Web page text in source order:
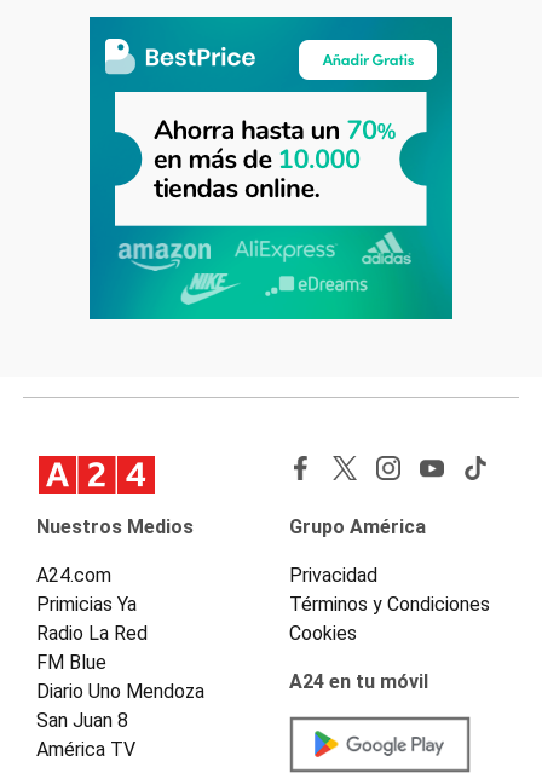
Nuestros Medios
A24.com
Primicias Ya
Radio La Red
FM Blue
Diario Uno Mendoza
San Juan 8
América TV
Grupo América
Privacidad
Términos y Condiciones
Cookies
A24 en tu móvil